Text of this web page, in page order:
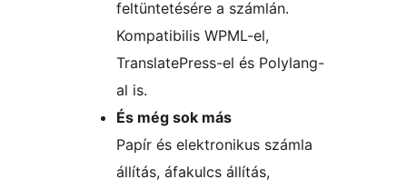
feltüntetésére a számlán.
Kompatibilis WPML-el,
TranslatePress-el és Polylang-
al is.
És még sok más
Papír és elektronikus számla
állítás, áfakulcs állítás,